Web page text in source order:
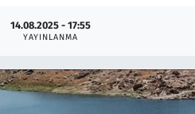
14.08.2025 - 17:55
YAYINLANMA